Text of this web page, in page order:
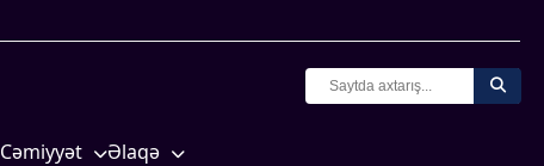
Cəmiyyət Əlaqə